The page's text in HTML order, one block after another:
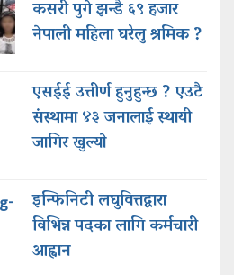
कसरी पुगे झन्डै ६९ हजार
नेपाली महिला घरेलु श्रमिक ?
एसईई उत्तीर्ण हुनुहुन्छ ? एउटै
संस्थामा ४३ जनालाई स्थायी
जागिर खुल्याे
इन्फिनिटी लघुवित्तद्वारा
विभिन्न पदका लागि कर्मचारी
आह्वान